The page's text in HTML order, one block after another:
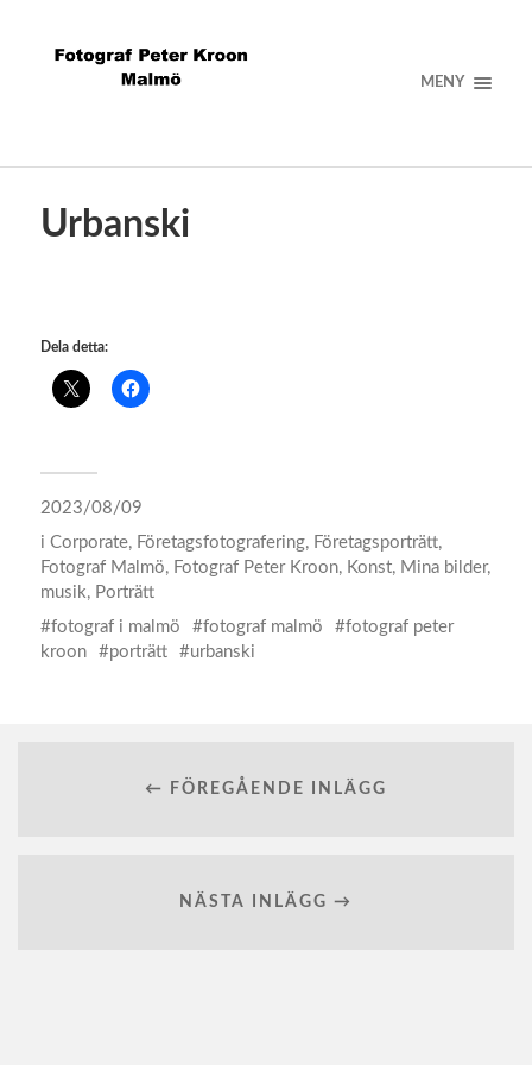
MENY
Urbanski
Dela detta:
2023/08/09
i Corporate, Företagsfotografering, Företagsporträtt,
Fotograf Malmö, Fotograf Peter Kroon, Konst, Mina bilder,
musik, Porträtt
fotograf i malmö
fotograf malmö
fotograf peter
kroon
porträtt urbanski
← FÖREGÅENDE INLÄGG
NÄSTA INLÄGG →